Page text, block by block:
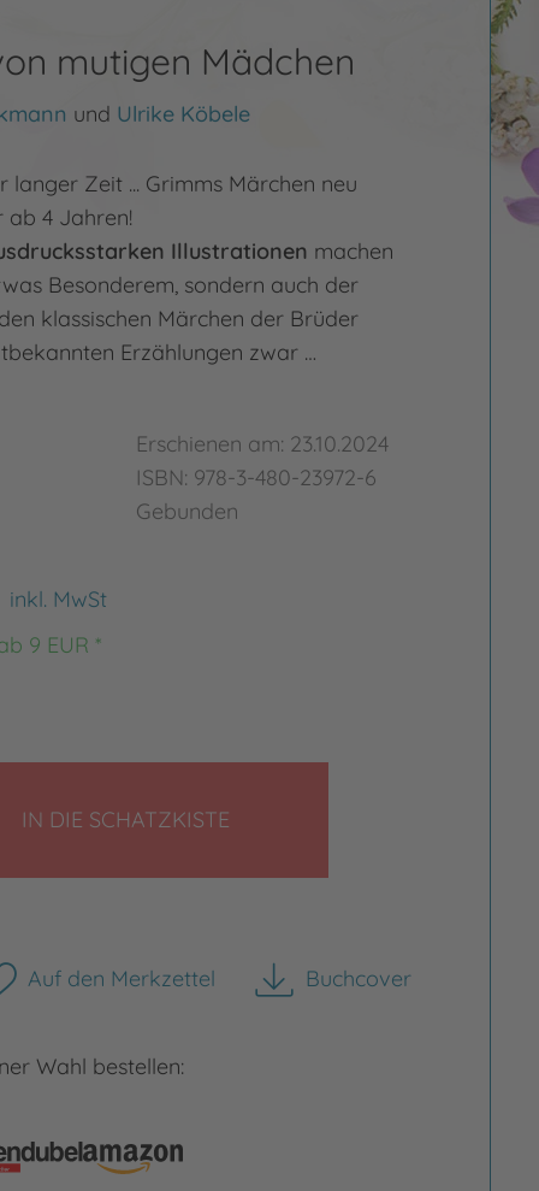
mutigen Mädchen
und Ulrike Köbele
langer Zeit ... Grimms Märchen neu
4 Jahren!
Illustrationen machen
Besonderem, sondern auch der
klassischen Märchen der Brüder
Erzählungen zwar …
Erschienen am: 23.10.2024
ISBN: 978-3-480-23972-6
Gebunden
inkl. MwSt
9 EUR *
IN DIE SCHATZKISTE
Auf den Merkzettel Buchcover
herunterladen
Wahl bestellen: